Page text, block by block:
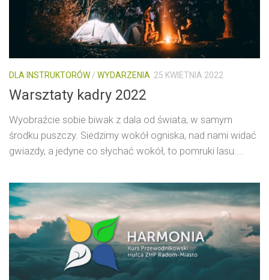
DLA INSTRUKTORÓW / WYDARZENIA 25 KWIETNIA 2022
Warsztaty kadry 2022
Wyobraźcie sobie biwak z dala od świata, w samym
środku puszczy. Siedzimy wokół ogniska, nad nami widać
gwiazdy, a jedyne co słychać wokół, to pomruki lasu....